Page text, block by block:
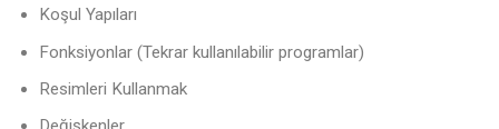
Koşul Yapıları
Fonksiyonlar (Tekrar kullanılabilir programlar)
Resimleri Kullanmak